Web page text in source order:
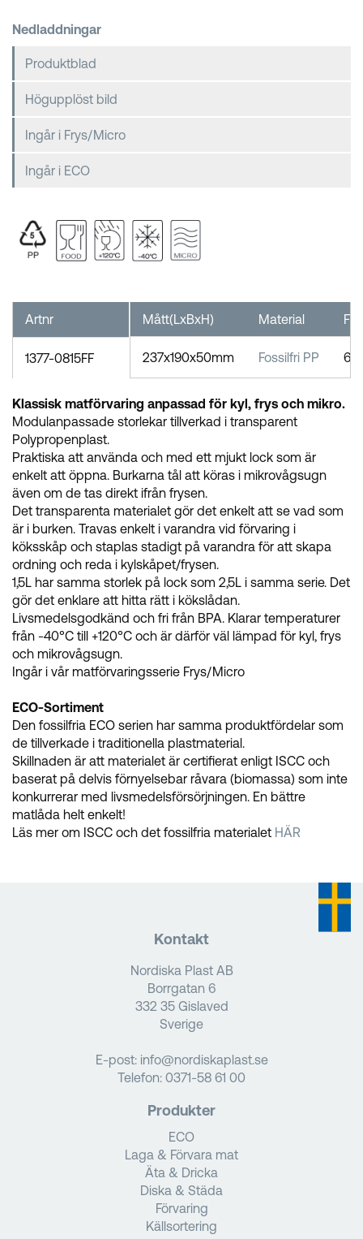
Nedladdningar
Produktblad
Högupplöst bild
Ingår i Frys/Micro
Ingår i ECO
Mått(LxBxH) Material FP
237x190x50mm Fossilfri PP 6
Artnr
1377-0815FF
Klassisk matförvaring anpassad för kyl, frys och mikro.
Modulanpassade storlekar tillverkad i transparent
Polypropenplast.
Praktiska att använda och med ett mjukt lock som är
enkelt att öppna. Burkarna tål att köras i mikrovågsugn
även om de tas direkt ifrån frysen.
Det transparenta materialet gör det enkelt att se vad som
är i burken. Travas enkelt i varandra vid förvaring i
köksskåp och staplas stadigt på varandra för att skapa
ordning och reda i kylskåpet/frysen.
1,5L har samma storlek på lock som 2,5L i samma serie. Det
gör det enklare att hitta rätt i kökslådan.
Livsmedelsgodkänd och fri från BPA. Klarar temperaturer
från -40°C till +120°C och är därför väl lämpad för kyl, frys
och mikrovågsugn.
Ingår i vår matförvaringsserie Frys/Micro
ECO-Sortiment
Den fossilfria ECO serien har samma produktfördelar som
de tillverkade i traditionella plastmaterial.
Skillnaden är att materialet är certifierat enligt ISCC och
baserat på delvis förnyelsebar råvara (biomassa) som inte
konkurrerar med livsmedelsförsörjningen. En bättre
matlåda helt enkelt!
Läs mer om ISCC och det fossilfria materialet HÄR
Kontakt
Nordiska Plast AB
Borrgatan 6
332 35 Gislaved
Sverige
E-post: info@nordiskaplast.se
Telefon: 0371-58 61 00
Produkter
ECO
Laga & Förvara mat
Äta & Dricka
Diska & Städa
Förvaring
Källsortering